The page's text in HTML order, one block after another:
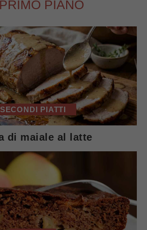
PIANO
SECONDI PIATTI
di maiale al latte